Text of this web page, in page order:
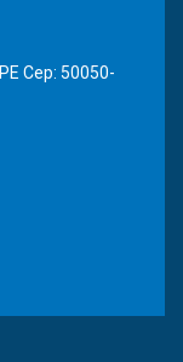
Cep: 50050-